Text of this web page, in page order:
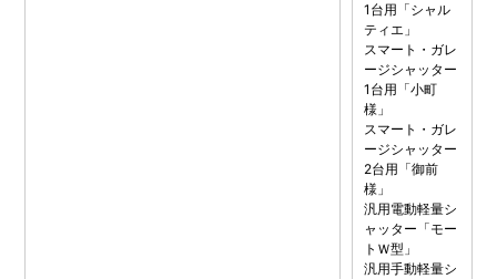
1台用「シャル
ティエ」
スマート・ガレ
ージシャッター
1台用「小町
様」
スマート・ガレ
ージシャッター
2台用「御前
様」
汎用電動軽量シ
ャッター「モー
トＷ型」
汎用手動軽量シ